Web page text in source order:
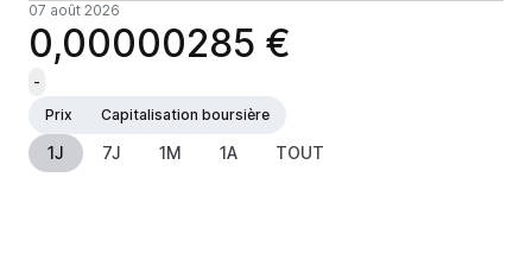
07 août 2026
0,00000285 €
-
Prix
Capitalisation boursière
1J 7J 1M 1A TOUT